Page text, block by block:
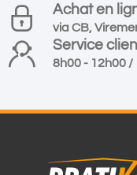
Achat en
via CB,
Service
8h00 - 12h00 /